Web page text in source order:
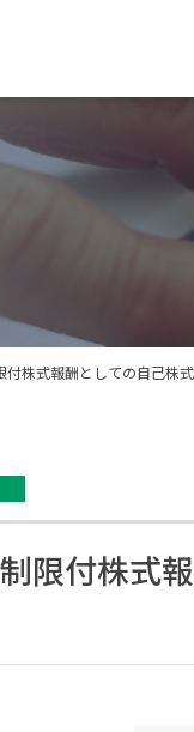
付株式報酬としての自己株
限付株式